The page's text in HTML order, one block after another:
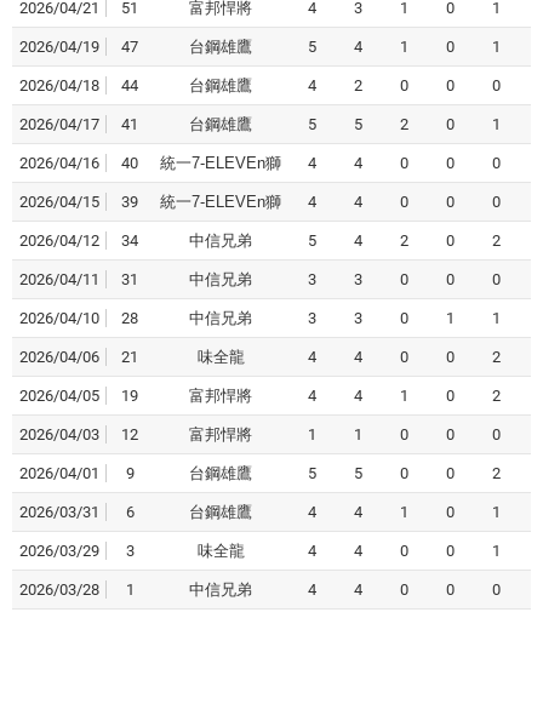
2026/04/21 51 富邦悍將 4 3 1 0 1
2026/04/19 47 台鋼雄鷹 5 4 1 0 1
2026/04/18 44 台鋼雄鷹 4 2 0 0 0
2026/04/17 41 台鋼雄鷹 5 5 2 0 1
2026/04/16 40 統一7-ELEVEn獅 4 4 0 0 0
2026/04/15 39 統一7-ELEVEn獅 4 4 0 0 0
2026/04/12 34 中信兄弟 5 4 2 0 2
2026/04/11 31 中信兄弟 3 3 0 0 0
2026/04/10 28 中信兄弟 3 3 0 1 1
2026/04/06 21 味全龍 4 4 0 0 2
2026/04/05 19 富邦悍將 4 4 1 0 2
2026/04/03 12 富邦悍將 1 1 0 0 0
2026/04/01 9 台鋼雄鷹 5 5 0 0 2
2026/03/31 6 台鋼雄鷹 4 4 1 0 1
2026/03/29 3 味全龍 4 4 0 0 1
2026/03/28 1 中信兄弟 4 4 0 0 0